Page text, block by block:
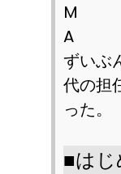
M 生
A
ずいぶ
代の担
った。
■は